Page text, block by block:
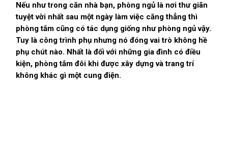
Nếu như trong căn nhà bạn, phòng ngủ là nơi thư giãn
tuyệt vời nhất sau một ngày làm việc căng thẳng thì
phòng tắm cũng có tác dụng giống như phòng ngủ vậy.
Tuy là công trình phụ nhưng nó đóng vai trò không hề
phụ chút nào. Nhất là đối với những gia đình có điều
kiện, phòng tắm đôi khi được xây dựng và trang trí
không khác gì một cung điện.